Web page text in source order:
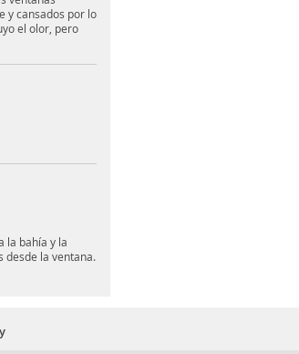
y cansados por lo
el olor, pero
la bahía y la
desde la ventana.